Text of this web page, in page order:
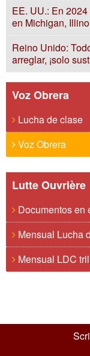
EE. UU.: En
en Michigan,
Reino Unido:
arreglar, ¡solo
Voz Obrera
Lucha de clase
Voz Obrera
Lutte Ouvrière
Documentos en
Mensual Lucha
Mensual LDC